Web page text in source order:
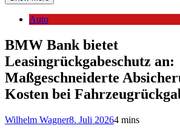
Auto
BMW Bank bietet
Leasingrückgabeschutz an:
Maßgeschneiderte
Kosten bei
Wilhelm Wagner8. Juli 20264 mins